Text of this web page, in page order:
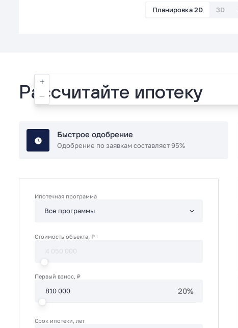
Планировка 2D 3D
Рассчитайте ипотеку
Быстрое одобрение
Одобрение по заявкам составляет 95%
Ипотечная программа
Стоимость объекта, ₽
Первый взнос, ₽
20%
Срок ипотеки, лет